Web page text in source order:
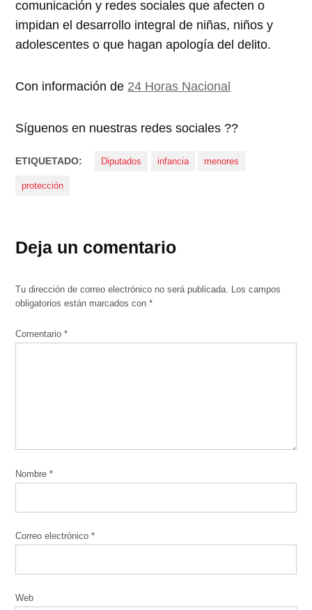
comunicación y redes sociales que afecten o
impidan el desarrollo integral de niñas, niños y
adolescentes o que hagan apología del delito.
Con información de 24 Horas Nacional
Síguenos en nuestras redes sociales ??
ETIQUETADO: Diputados infancia menores
protección
Deja un comentario
Tu dirección de correo electrónico no será publicada.
Los campos
obligatorios están marcados con*
Comentario*
Nombre*
Correo electrónico*
Web